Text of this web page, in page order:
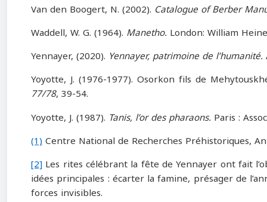
Van den Boogert, N. (2002). Catalogue of Berber
Waddell, W. G. (1964). Manetho. London: William
Yennayer, (2020). Yennayer, patrimoine de l’humanité.
Yoyotte, J. (1976-1977). Osorkon fils de
77/78, 39-54.
Yoyotte, J. (1987). Tanis, l’or des pharaons. Paris :
(1)Centre National de Recherches Préhistoriques,
[2] Les rites célébrant la fête de Yennayer ont fait
idées principales : écarter la famine, présager de
forces invisibles.